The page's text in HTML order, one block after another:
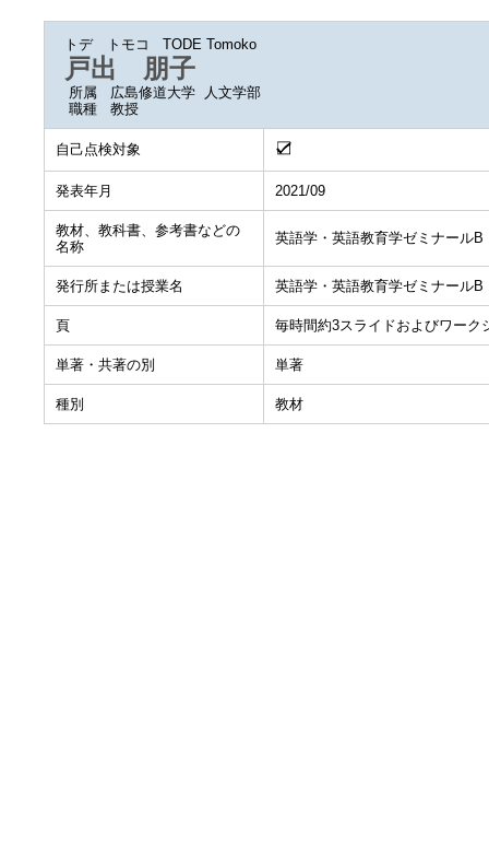
トデ トモコ TODE Tomoko
戸出 朋子
所属
広島修道大学 人文学部
職種
教授
自己点検対象
発表年月 2021/09
教材、教科書、参考書などの
名称
英語学・英語教育学ゼミナール
発行所または授業名 英語学・英語教育学ゼミナールB
頁 毎時間約3スライドおよびワーク
単著・共著の別 単著
種別 教材